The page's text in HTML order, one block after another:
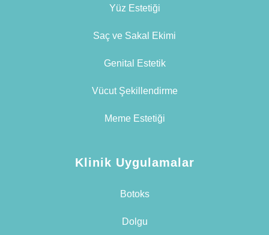
Yüz Estetiği
Saç ve Sakal Ekimi
Genital Estetik
Vücut Şekillendirme
Meme Estetiği
Klinik Uygulamalar
Botoks
Dolgu